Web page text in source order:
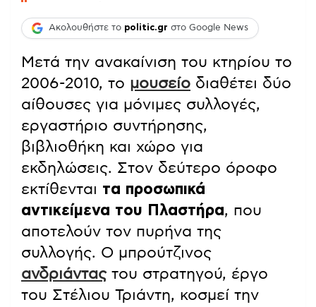
Ακολουθήστε το politic.gr στο Google News
Μετά την ανακαίνιση του κτηρίου το
2006-2010, το μουσείο διαθέτει δύο
αίθουσες για μόνιμες συλλογές,
εργαστήριο συντήρησης,
βιβλιοθήκη και χώρο για
εκδηλώσεις. Στον δεύτερο όροφο
εκτίθενται τα προσωπικά
αντικείμενα του Πλαστήρα, που
αποτελούν τον πυρήνα της
συλλογής. Ο μπρούτζινος
ανδριάνταςτου στρατηγού, έργο
του Στέλιου Τριάντη, κοσμεί την